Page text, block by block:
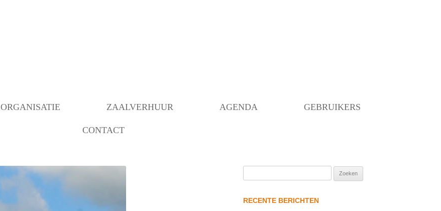
ORGANISATIE
COMMUNICATIE/PROGRAMMERING
ZAALVERHUUR
BEZETTING RUIMTEN
AGENDA GEBRUIKERS
CONTACT
RECENTE BERICHTEN